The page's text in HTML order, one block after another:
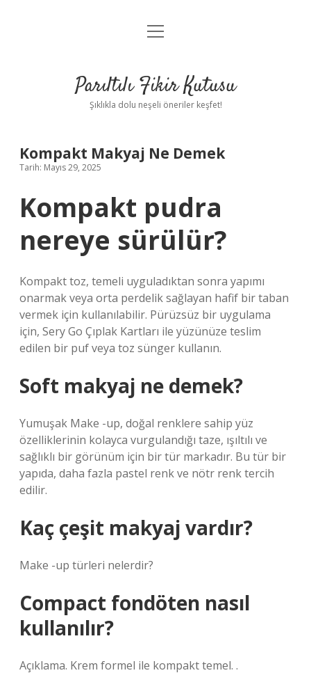
Anasayfa
Yasal Uyarı
menüyü
Parıltılı Fikir Kutusu
Şıklıkla dolu neşeli öneriler keşfet!
Kompakt Makyaj Ne Demek
Tarih: Mayıs 29, 2025
Kompakt pudra
nereye sürülür?
Kompakt toz, temeli uyguladıktan sonra yapımı
onarmak veya orta perdelik sağlayan hafif bir taban
vermek için kullanılabilir. Pürüzsüz bir uygulama
için, Sery Go Çıplak Kartları ile yüzünüze teslim
edilen bir puf veya toz sünger kullanın.
Soft makyaj ne demek?
Yumuşak Make -up, doğal renklere sahip yüz
özelliklerinin kolayca vurgulandığı taze, ışıltılı ve
sağlıklı bir görünüm için bir tür markadır. Bu tür bir
yapıda, daha fazla pastel renk ve nötr renk tercih
edilir.
Kaç çeşit makyaj vardır?
Make -up türleri nelerdir?
Compact fondöten nasıl
kullanılır?
Açıklama. Krem formel ile kompakt temel. .